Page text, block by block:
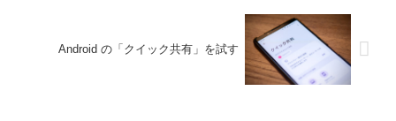
Android の「クイック共有」を試す